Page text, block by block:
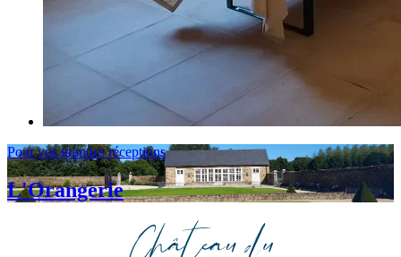
Pour vos grandes réceptions
L'Orangerie